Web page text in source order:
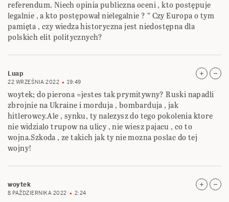
referendum. Niech opinia publiczna oceni , kto postępuje
legalnie , a kto postępował nielegalnie ? ” Czy Europa o tym
pamięta , czy wiedza historyczna jest niedostępna dla
polskich elit politycznych?
Luap
22 WRZEŚNIA 2022 19:49
woytek; do pierona =jestes tak prymitywny? Ruski napadli
zbrojnie na Ukraine i morduja , bombarduja , jak
hitlerowcy.Ale , synku, ty nalezysz do tego pokolenia ktore
nie widzialo trupow na ulicy , nie wiesz pajacu , co to
wojna.Szkoda , ze takich jak ty nie mozna poslac do tej
wojny!
woytek
8 PAŹDZIERNIKA 2022 2:24